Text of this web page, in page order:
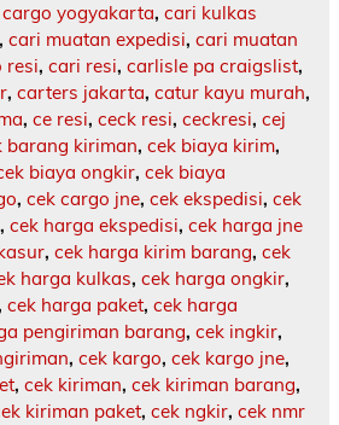
cargo yogyakarta, cari kulkas
, cari muatan expedisi, cari muatan
resi, cari resi, carlisle pa craigslist,
, carters jakarta, catur kayu murah,
, ce resi, ceck resi, ceckresi, cej
barang kiriman, cek biaya kirim,
biaya ongkir, cek biaya
, cek cargo jne, cek ekspedisi, cek
, cek harga ekspedisi, cek harga jne
, cek harga kirim barang, cek
harga kulkas, cek harga ongkir,
cek harga paket, cek harga
pengiriman barang, cek ingkir,
, cek kargo, cek kargo jne,
, cek kiriman, cek kiriman barang,
kiriman paket, cek ngkir, cek nmr